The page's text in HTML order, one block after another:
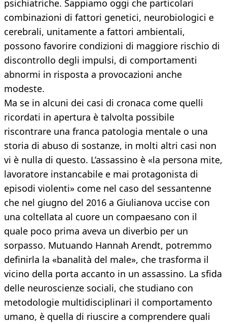
psichiatriche. Sappiamo oggi che particolari
combinazioni di fattori genetici, neurobiologici e
cerebrali, unitamente a fattori ambientali,
possono favorire condizioni di maggiore rischio di
discontrollo degli impulsi, di comportamenti
abnormi in risposta a provocazioni anche
modeste.
Ma se in alcuni dei casi di cronaca come quelli
ricordati in apertura è talvolta possibile
riscontrare una franca patologia mentale o una
storia di abuso di sostanze, in molti altri casi non
vi è nulla di questo. L’assassino è «la persona mite,
lavoratore instancabile e mai protagonista di
episodi violenti» come nel caso del sessantenne
che nel giugno del 2016 a Giulianova uccise con
una coltellata al cuore un compaesano con il
quale poco prima aveva un diverbio per un
sorpasso. Mutuando Hannah Arendt, potremmo
definirla la «banalità del male», che trasforma il
vicino della porta accanto in un assassino. La sfida
delle neuroscienze sociali, che studiano con
metodologie multidisciplinari il comportamento
umano, è quella di riuscire a comprendere quali